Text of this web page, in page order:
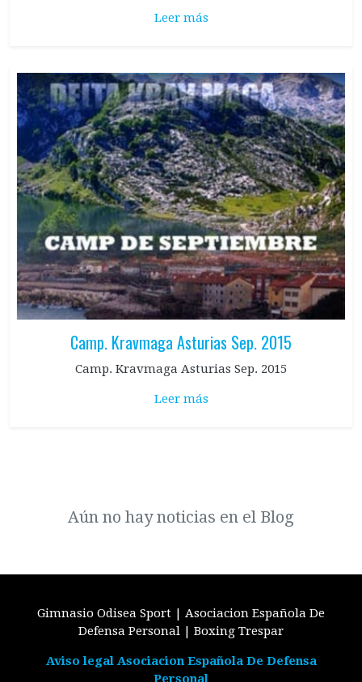
Leer más
Camp. Kravmaga Asturias Sep. 2015
Camp. Kravmaga Asturias Sep. 2015
Leer más
Aún no hay noticias en el Blog
Gimnasio Odisea Sport | Asociacion Española De
Defensa Personal | Boxing Trespar
Aviso legal Asociacion Española De Defensa
Personal